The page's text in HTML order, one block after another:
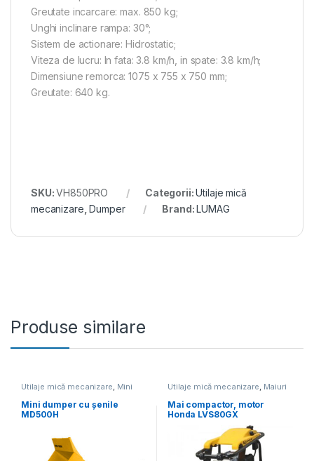
Greutate incarcare: max. 850 kg;
Unghi inclinare rampa: 30°;
Sistem de actionare: Hidrostatic;
Viteza de lucru: In fata: 3.8 km/h, in spate: 3.8 km/h;
Dimensiune remorca: 1075 x 755 x 750 mm;
Greutate: 640 kg.
SKU:VH850PRO Categorii:Utilaje mică
mecanizare ,Dumper Brand:LUMAG
Produse similare
Utilaje mică mecanizare, Mini
Mini dumper cu șenile
MD500H
Utilaje mică mecanizare, Maiuri
Mai compactor, motor
Honda LVS80GX